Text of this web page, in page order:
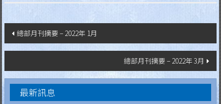
文
章
導
覽
總部月刊摘要 – 2022年 1月
總部月刊摘要 – 2022年 3月
最新訊息